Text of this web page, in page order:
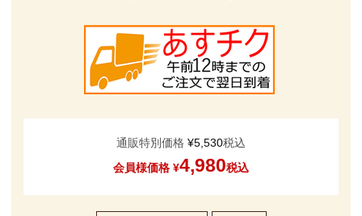
通販特別価格 ¥5,530税込
会員様価格 ¥4,980税込